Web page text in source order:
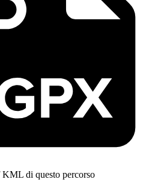
di questo percorso